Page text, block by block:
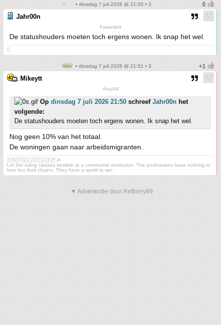
• dinsdag 7 juli 2026 @ 21:50 • 2
Jahr00n
Fakkelteit
De statushouders moeten toch ergens wonen. Ik snap het wel.

• dinsdag 7 juli 2026 @ 21:51 • 3
Mikeytt
Any/All
Op dinsdag 7 juli 2026 21:50 schreef Jahr00n het
volgende:
De statushouders moeten toch ergens wonen. Ik snap het wel.
Nog geen 10% van het totaal.
De woningen gaan naar arbeidsmigranten.
🇨🇳🇻🇳🇱🇦🇨🇺🇰🇵☭
Let the ruling classes tremble at a communist revolution. The proletarians have nothing to
lose but their chains. They have a world to win.
▼ Advertentie door Refinery89